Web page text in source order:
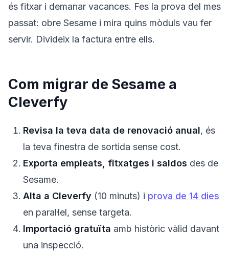
és fitxar i demanar vacances. Fes la prova del mes
passat: obre Sesame i mira quins mòduls vau fer
servir. Divideix la factura entre ells.
Com migrar de Sesame a
Cleverfy
Revisa la teva data de renovació anual, és
la teva finestra de sortida sense cost.
Exporta empleats, fitxatges i saldos des de
Sesame.
Alta a Cleverfy (10 minuts) i prova de 14 dies
en paral·lel, sense targeta.
Importació gratuïta amb històric vàlid davant
una inspecció.